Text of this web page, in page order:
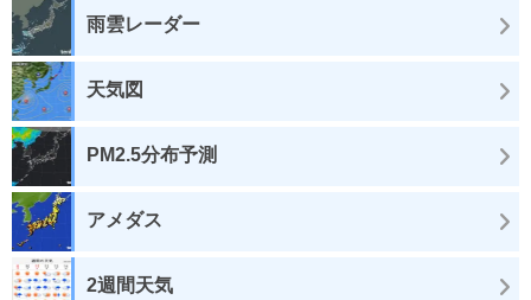
雨雲レーダー
天気図
PM2.5分布予測
アメダス
2週間天気